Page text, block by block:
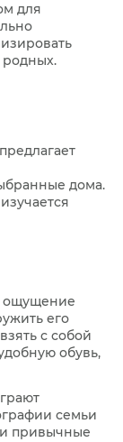
для
родных.
дома.
ощущение
его
с собой
обувь,
семьи
привычные